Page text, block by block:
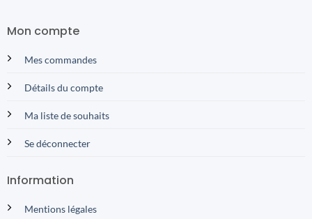
Mon compte
Mes commandes
Détails du compte
Ma liste de souhaits
Se déconnecter
Information
Mentions légales